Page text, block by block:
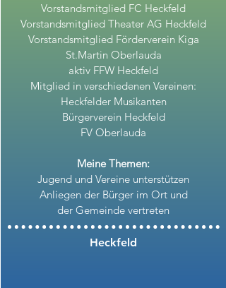
Vorstandsmitglied FC Heckfeld
Vorstandsmitglied Theater AG Heckfeld
Vorstandsmitglied Förderverein Kiga
St.Martin Oberlauda
aktiv FFW Heckfeld
Mitglied in verschiedenen Vereinen:
Heckfelder Musikanten
Bürgerverein Heckfeld
FV Oberlauda
Meine Themen:
Jugend und Vereine unterstützen
Anliegen der Bürger im Ort und
der Gemeinde vertreten
Heckfeld